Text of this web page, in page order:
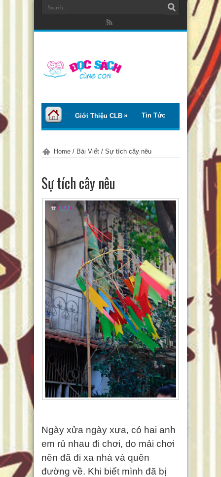
Giới Thiệu CLB Tin Tức
Chào Tiếng Việt
Trại Hè Thanh Thiếu Nhi EcoCamp
Home / Bài Viết / Sự tích cây nêu
Sự tích cây nêu
Ngày xửa ngày xưa, có hai anh
em rủ nhau đi chơi, do mải chơi
nên đã đi xa nhà và quên
đường về. Khi biết mình đã bị